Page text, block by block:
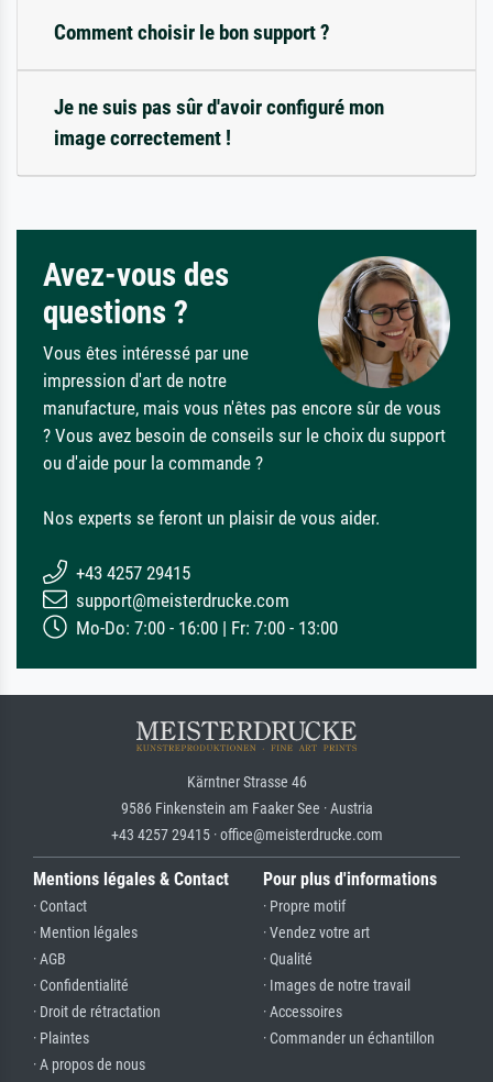
Comment choisir le bon support ?
Je ne suis pas sûr d'avoir configuré mon
image correctement !
Avez-vous des
questions ?
Vous êtes intéressé par une
impression d'art de notre
manufacture, mais vous n'êtes pas encore sûr de vous
? Vous avez besoin de conseils sur le choix du support
ou d'aide pour la commande ?
Nos experts se feront un plaisir de vous aider.
+43 4257 29415
support@meisterdrucke.com
Mo-Do: 7:00 - 16:00 | Fr: 7:00 - 13:00
Kärntner Strasse 46
9586 Finkenstein am Faaker See · Austria
+43 4257 29415 · office@meisterdrucke.com
Mentions légales & Contact
· Contact
· Mention légales
· AGB
· Confidentialité
· Droit de rétractation
· Plaintes
· A propos de nous
Pour plus d'informations
· Propre motif
· Vendez votre art
· Qualité
· Images de notre travail
· Accessoires
· Commander un échantillon